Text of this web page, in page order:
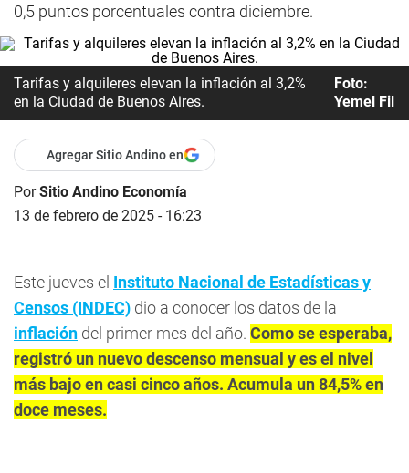
0,5 puntos porcentuales contra diciembre.
Tarifas y alquileres elevan la inflación al 3,2%
en la Ciudad de Buenos Aires.
Foto:
Yemel Fil
Agregar Sitio Andino en
PorSitio Andino Economía
13 de febrero de 2025 - 16:23
Este jueves el Instituto Nacional de Estadísticas y
Censos (INDEC) dio a conocer los datos de la
inflación del primer mes del año. Como se esperaba,
registró un nuevo descenso mensual y es el nivel
más bajo en casi cinco años. Acumula un 84,5% en
doce meses.